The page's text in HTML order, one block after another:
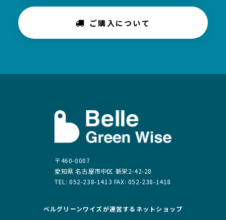
ご購入について
〒460-0007
愛知県 名古屋市中区 新栄2-42-28
TEL: 052-238-1413 FAX: 052-238-1418
ベルグリーンワイズが運営する ネットショップ